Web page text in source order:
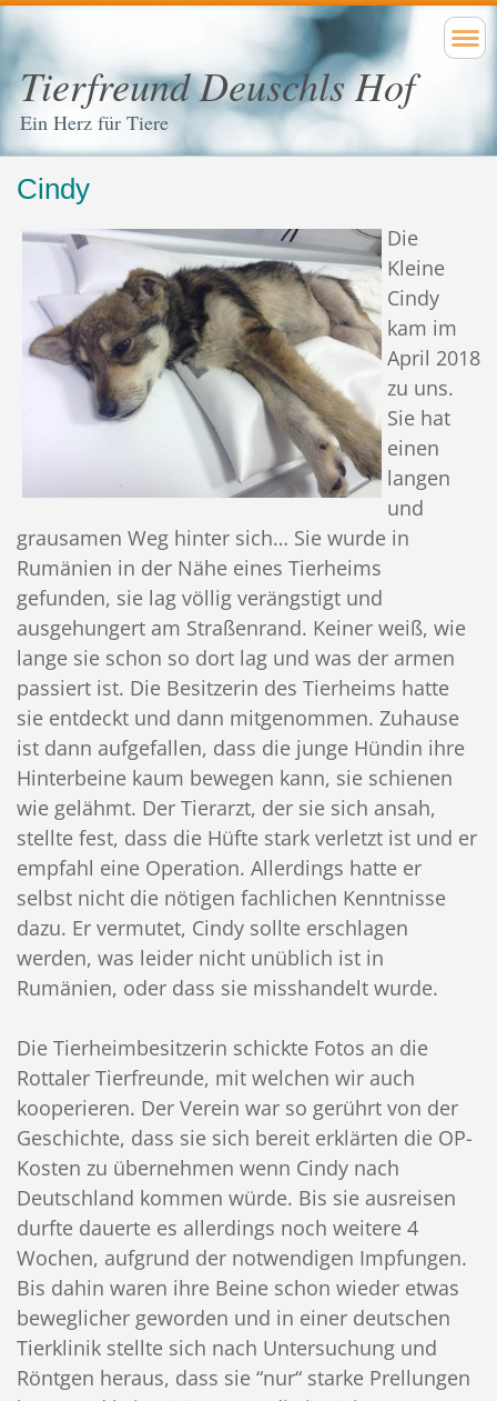
Tierfreund Deuschls Hof
Ein Herz für Tiere
Cindy
Die
Kleine
Cindy
kam im
April 2018
zu uns.
Sie hat
einen
langen
und
grausamen Weg hinter sich… Sie wurde in
Rumänien in der Nähe eines Tierheims
gefunden, sie lag völlig verängstigt und
ausgehungert am Straßenrand. Keiner weiß, wie
lange sie schon so dort lag und was der armen
passiert ist. Die Besitzerin des Tierheims hatte
sie entdeckt und dann mitgenommen. Zuhause
ist dann aufgefallen, dass die junge Hündin ihre
Hinterbeine kaum bewegen kann, sie schienen
wie gelähmt. Der Tierarzt, der sie sich ansah,
stellte fest, dass die Hüfte stark verletzt ist und er
empfahl eine Operation. Allerdings hatte er
selbst nicht die nötigen fachlichen Kenntnisse
dazu. Er vermutet, Cindy sollte erschlagen
werden, was leider nicht unüblich ist in
Rumänien, oder dass sie misshandelt wurde.
Die Tierheimbesitzerin schickte Fotos an die
Rottaler Tierfreunde, mit welchen wir auch
kooperieren. Der Verein war so gerührt von der
Geschichte, dass sie sich bereit erklärten die OP-
Kosten zu übernehmen wenn Cindy nach
Deutschland kommen würde. Bis sie ausreisen
durfte dauerte es allerdings noch weitere 4
Wochen, aufgrund der notwendigen Impfungen.
Bis dahin waren ihre Beine schon wieder etwas
beweglicher geworden und in einer deutschen
Tierklinik stellte sich nach Untersuchung und
Röntgen heraus, dass sie “nur“ starke Prellungen